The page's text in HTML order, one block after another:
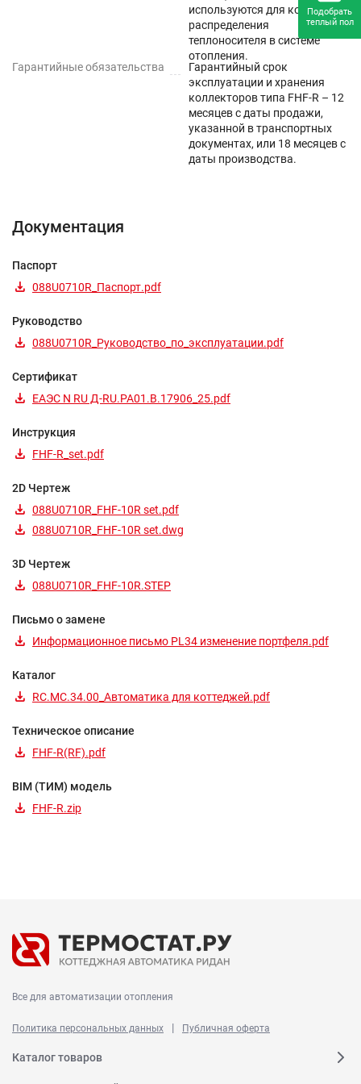
цельный трубопровод без соединений от
распределительного шкафа до отопительного прибора;
возможность монтажа труб в бетонную стяжку;
простая организация зональной автоматизации
используются для контроля и
распределения
теплоносителя в системе
отопления.
Гарантийные обязательства
Гарантийный срок
эксплуатации и хранения
коллекторов типа FHF-R – 12
месяцев с даты продажи,
указанной в транспортных
документах, или 18 месяцев с
даты производства.
Документация
Паспорт
088U0710R_Паспорт.pdf
Руководство
088U0710R_Руководство_по_эксплуатации.pdf
Сертификат
ЕАЭС N RU Д-RU.РА01.В.17906_25.pdf
Инструкция
FHF-R_set.pdf
2D Чертеж
088U0710R_FHF-10R set.pdf
088U0710R_FHF-10R set.dwg
3D Чертеж
088U0710R_FHF-10R.STEP
Письмо о замене
Информационное письмо PL34 изменение портфеля.pdf
Каталог
RC.MC.34.00_Автоматика для коттеджей.pdf
Техническое описание
FHF-R(RF).pdf
BIM (ТИМ) модель
FHF-R.zip
Все для автоматизации отопления
Политика персональных данных | Публичная оферта
Каталог товаров
Подобрать
теплый пол